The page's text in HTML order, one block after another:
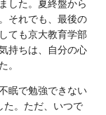
した。夏終盤から
それでも、最後の
ても京大教育学部
持ちは、自分の心
。
眠で勉強できない
た。ただ、いつで